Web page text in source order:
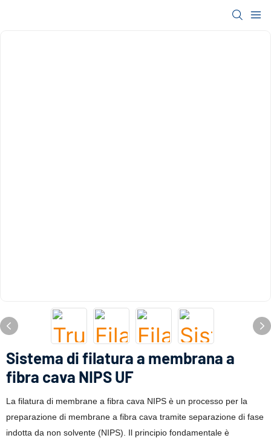
Sistema di filatura a membrana a
fibra cava NIPS UF
La filatura di membrane a fibra cava NIPS è un processo per la
preparazione di membrane a fibra cava tramite separazione di fase
indotta da non solvente (NIPS). Il principio fondamentale è